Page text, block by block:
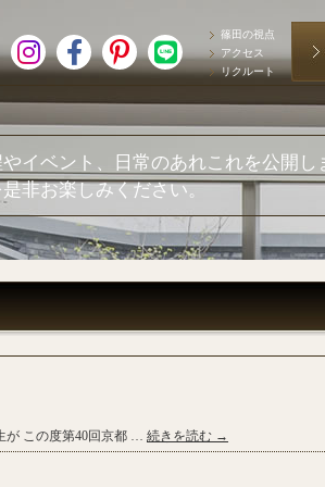
篠田の視点
アクセス
リクルート
イベント、日常のあれこれを公開し
非お楽しみください。
が この度第40回京都 … 続きを読む →